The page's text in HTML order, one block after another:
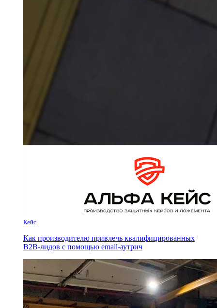
Кейс
Как производителю привлечь квалифицированных
B2B-лидов с помощью email-аутрич